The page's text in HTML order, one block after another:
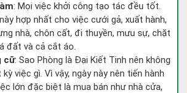
: Mọi việc khởi công tạo tác đều tốt.
hợp nhất cho việc cưới gả, xuất hành,
nhà, chôn cất, đi thuyền, mưu sự, chặt
đất và cả cắt áo.
cữ: Sao Phòng là Đại Kiết Tinh nên không
kỳ việc gì. Vì vậy, ngày này nên tiến hành
lớn đặc biệt là mua bán như nhà cửa,